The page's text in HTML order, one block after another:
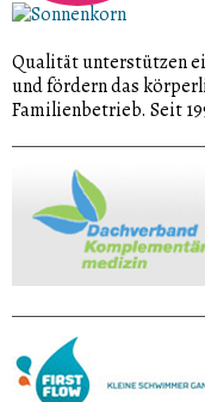
Qualität unterstützen
und fördern das
Familienbetrieb. Seit